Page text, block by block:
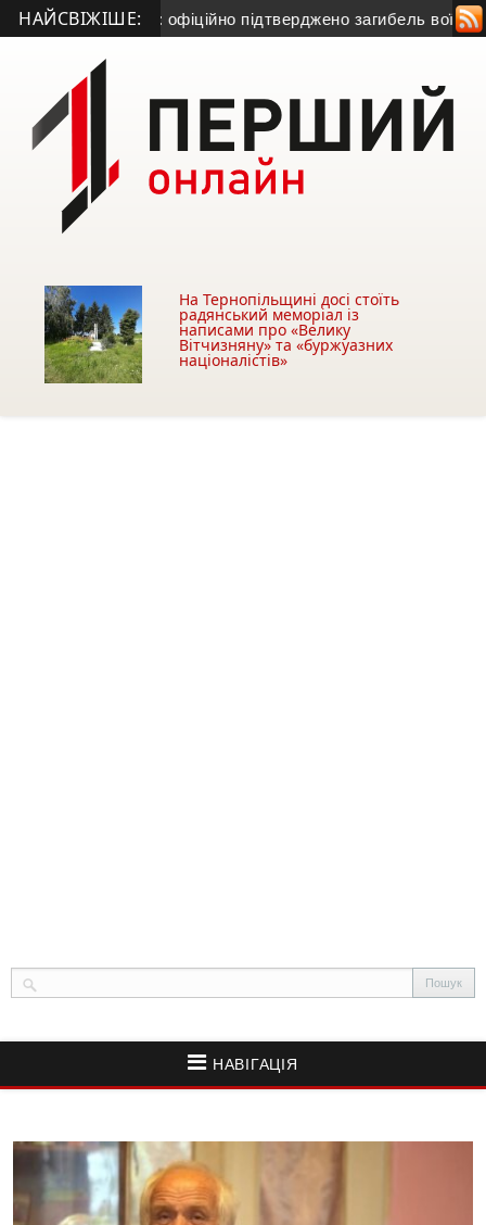
НАЙСВІЖІШЕ:
зниклим: офіційно підтверджено загибель воїна з
На Тернопільщині досі стоїть
радянський меморіал із
написами про «Велику
Вітчизняну» та «буржуазних
націоналістів»
НАВІГАЦІЯ